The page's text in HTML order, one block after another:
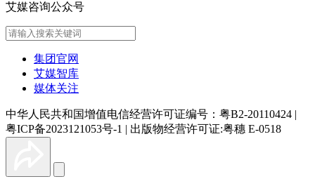
艾媒咨询公众号
集团官网
艾媒智库
媒体关注
中华人民共和国增值电信经营许可证编号：粤B2-20110424 |
粤ICP备2023121053号-1 | 出版物经营许可证:粤穗 E-0518